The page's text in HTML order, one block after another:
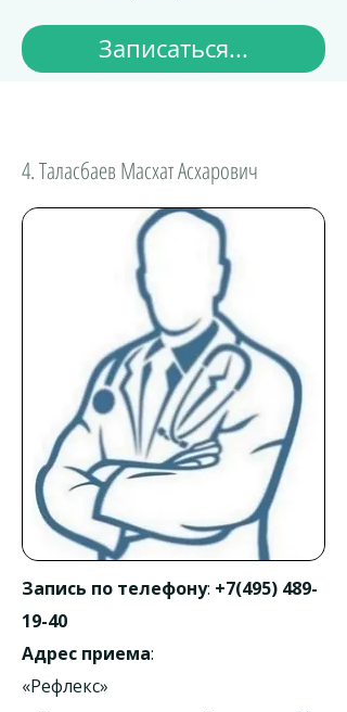
Записаться...
4. Таласбаев Масхат Асхарович
Запись по телефону: +7(495) 489-
19-40
Адрес приема:
«Рефлекс»